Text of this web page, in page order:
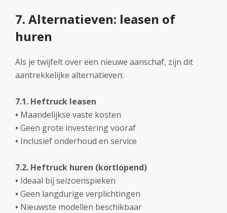
7. Alternatieven: leasen of
huren
Als je twijfelt over een nieuwe aanschaf, zijn dit
aantrekkelijke alternatieven:
7.1. Heftruck leasen
• Maandelijkse vaste kosten
• Geen grote investering vooraf
• Inclusief onderhoud en service
7.2. Heftruck huren (kortlopend)
• Ideaal bij seizoenspieken
• Geen langdurige verplichtingen
• Nieuwste modellen beschikbaar